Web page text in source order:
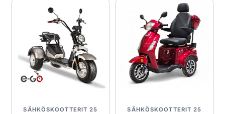
Yhteystiedot
Varaa huolto
SÄHKÖSKOOTTERIT 25
SÄHKÖSKOOTTERIT 25